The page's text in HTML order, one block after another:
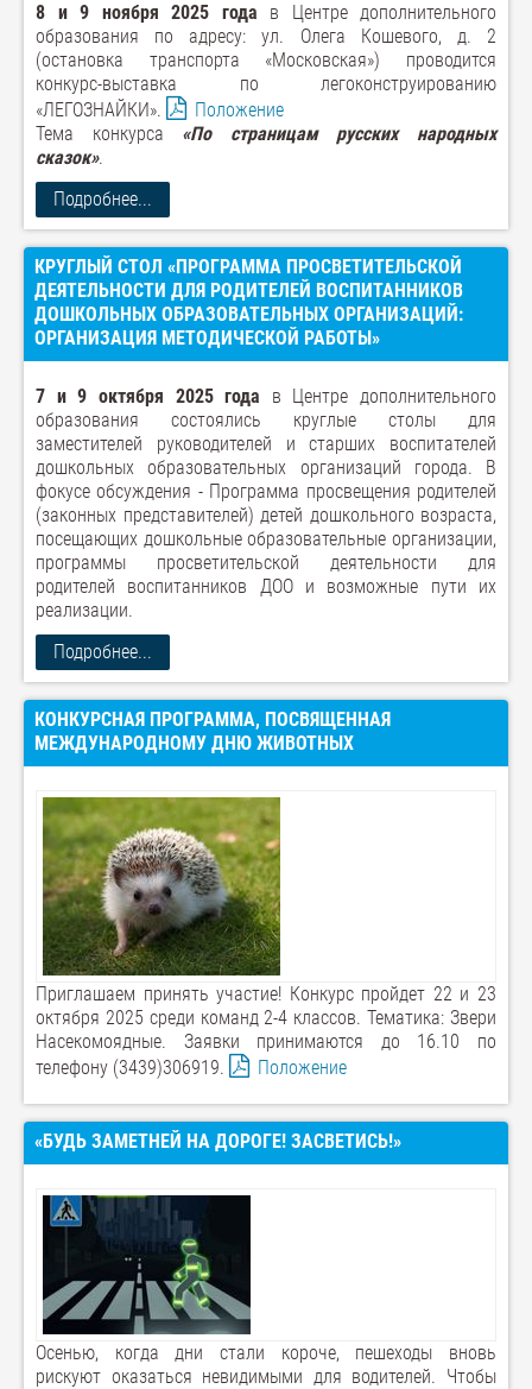
8 и 9 ноября 2025 года в Центре дополнительного
образования по адресу: ул. Олега Кошевого, д. 2
(остановка транспорта «Московская») проводится
конкурс-выставка по легоконструированию
«ЛЕГОЗНАЙКИ».
Положение
Тема конкурса «По страницам русских народных
сказок».
Подробнее...
КРУГЛЫЙ СТОЛ «ПРОГРАММА ПРОСВЕТИТЕЛЬСКОЙ
ДЕЯТЕЛЬНОСТИ ДЛЯ РОДИТЕЛЕЙ ВОСПИТАННИКОВ
ДОШКОЛЬНЫХ ОБРАЗОВАТЕЛЬНЫХ ОРГАНИЗАЦИЙ:
ОРГАНИЗАЦИЯ МЕТОДИЧЕСКОЙ РАБОТЫ»
7 и 9 октября 2025 года в Центре дополнительного
образования состоялись круглые столы для
заместителей руководителей и старших воспитателей
дошкольных образовательных организаций города. В
фокусе обсуждения - Программа просвещения родителей
(законных представителей) детей дошкольного возраста,
посещающих дошкольные образовательные организации,
программы просветительской деятельности для
родителей воспитанников ДОО и возможные пути их
реализации.
Подробнее...
КОНКУРСНАЯ ПРОГРАММА, ПОСВЯЩЕННАЯ
МЕЖДУНАРОДНОМУ ДНЮ ЖИВОТНЫХ
Приглашаем принять участие! Конкурс пройдет 22 и 23
октября 2025 среди команд 2-4 классов. Тематика: Звери
Насекомоядные. Заявки принимаются до 16.10 по
телефону (3439)306919.
Положение
«БУДЬ ЗАМЕТНЕЙ НА ДОРОГЕ! ЗАСВЕТИСЬ!»
Осенью, когда дни стали короче, пешеходы вновь
рискуют оказаться невидимыми для водителей. Чтобы